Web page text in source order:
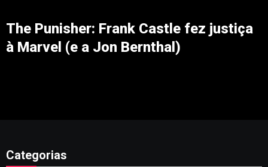
The Punisher: Frank Castle fez justiça
à Marvel (e a Jon Bernthal)
Categorias